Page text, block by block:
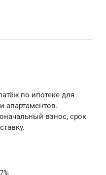
по ипотеке для
апартаментов.
взнос, срок